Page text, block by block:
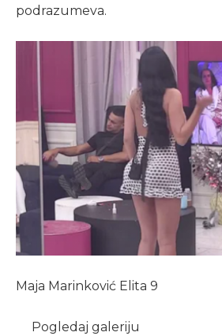
podrazumeva.
Maja Marinković Elita 9
Pogledaj galeriju